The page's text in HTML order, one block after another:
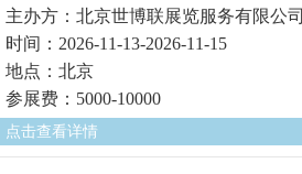
主办方：北京世博联展览服务有限公司
时间：2026-11-13-2026-11-15
地点：北京
参展费：5000-10000
点击查看详情